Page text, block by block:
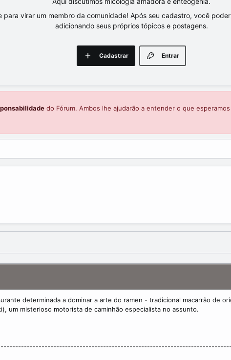
para virar um membro da comunidade! Após seu cadastro, você
adicionando seus próprios tópicos e postagens.
Entrar
Cadastrar
do Fórum. Ambos lhe ajudarão a entender o que
determinada a dominar a arte do ramen - tradicional macarrão de
um misterioso motorista de caminhão especialista no assunto.